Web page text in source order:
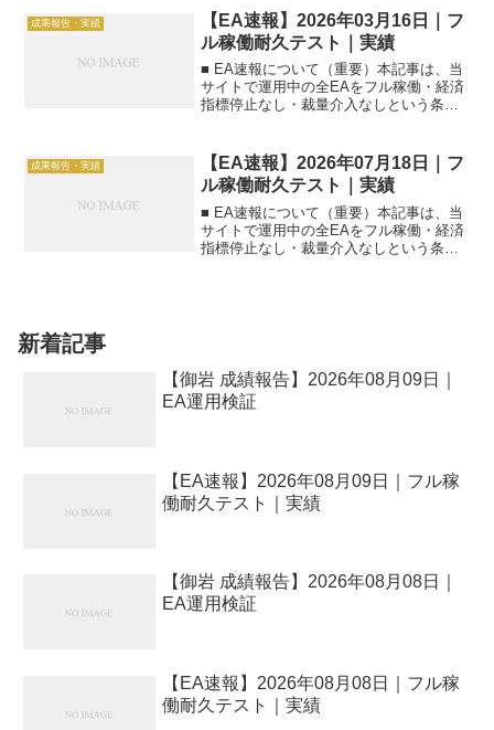
間）■ 本日のEA速報一覧（一括）| EA名
|...
成果報告・実績
【EA速報】2026年03月16日｜フ
ル稼働耐久テスト｜実績
■ EA速報について（重要）本記事は、当
サイトで運用中の全EAをフル稼働・経済
指標停止なし・裁量介入なしという条件
間）■ 本日のEA速報一覧（一括）| EA名
|...
成果報告・実績
【EA速報】2026年07月18日｜フ
ル稼働耐久テスト｜実績
■ EA速報について（重要）本記事は、当
サイトで運用中の全EAをフル稼働・経済
指標停止なし・裁量介入なしという条件
新着記事
【御岩 成績報告】2026年08月09日｜
EA運用検証
【EA速報】2026年08月09日｜フル稼
働耐久テスト｜実績
【御岩 成績報告】2026年08月08日｜
EA運用検証
【EA速報】2026年08月08日｜フル稼
働耐久テスト｜実績